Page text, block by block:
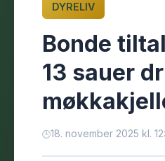
DYRELIV
Bonde
13 sauer
18. november 2025 kl.